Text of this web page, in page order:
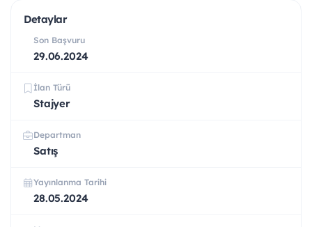
Detaylar
Son Başvuru
29.06.2024
İlan Türü
Stajyer
Departman
Satış
Yayınlanma Tarihi
28.05.2024